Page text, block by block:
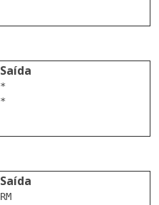
Saída
*
*
Saída
RM